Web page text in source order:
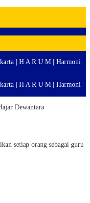
| H A R U M | Harmoni
| H A R U M | Harmoni
Dewantara
setiap orang sebagai guru